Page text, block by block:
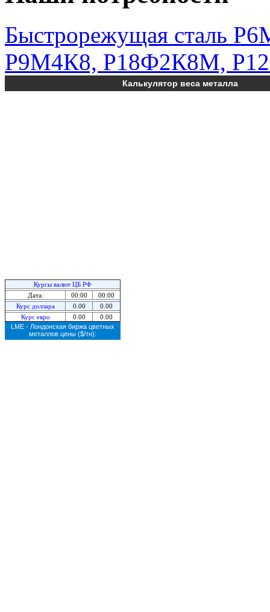
Быстрорежущая сталь
Р9М4К8, Р18Ф2К8М,
Калькулятор веса металла
Курсы валют ЦБ РФ
Дата:
00:00
00:00
Курс доллара
0.00
0.00
Курс евро
0.00
0.00
LME - Лондонская биржа цветных
металлов цены ($/тн):